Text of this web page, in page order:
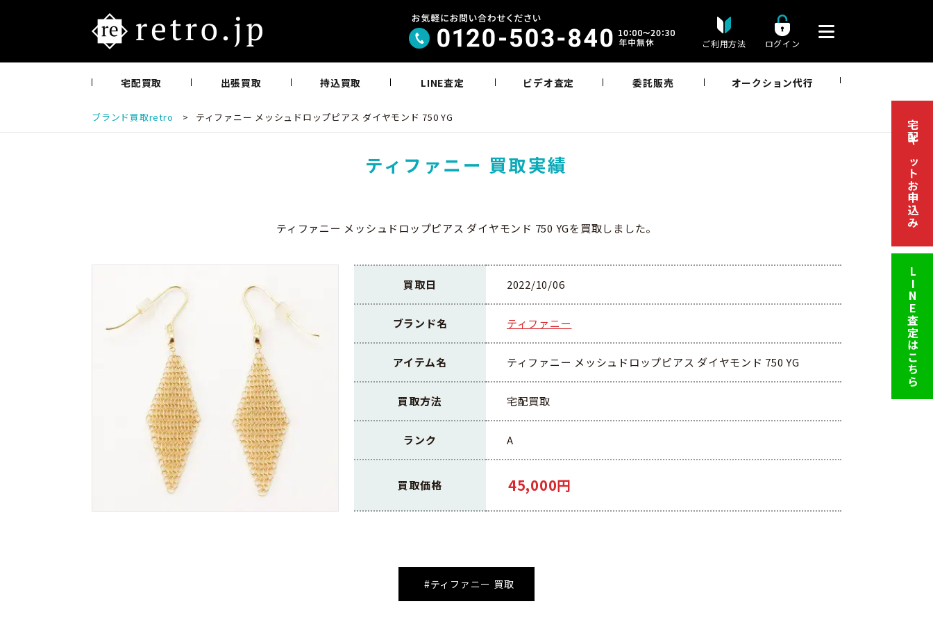
ご利用方法 ログイン
宅配買取 出張買取 持込買取 LINE査定 ビデオ査定 委託販売 オークション代行
ブランド買取retro > ティファニー メッシュドロップピアス ダイヤモンド 750 YG
宅配キットお申込み
LINE査定はこちら
ティファニー 買取実績
ティファニー メッシュドロップピアス ダイヤモンド 750 YGを買取しました。
買取日 2022/10/06
ブランド名 ティファニー
アイテム名 ティファニー メッシュドロップピアス ダイヤモンド 750 YG
買取方法 宅配買取
ランク A
買取価格 45,000円
#ティファニー 買取